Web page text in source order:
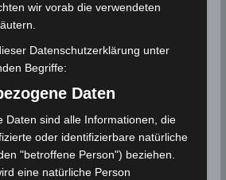
Niederschlagsmengelag in
Hauptstationen) unter dem
Referenzwert, außer in
m2) und Gafsa (5 Liter/m
über dem
97 Liter/m2, während die
für dieselben Stationen
was 43% entspricht.
wir vorab die verwendeten
Datenschutzerklärung unter
Begriffe:
Daten
Daten sind alle Informationen, die
oder identifizierbare natürliche
"betroffene Person") beziehen.
eine natürliche Person